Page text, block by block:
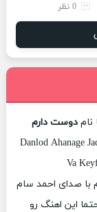
0 نظر
نام دوست دارم
Danlod Ahanage
Va
با صدای احمد سام
این اهنگ رو